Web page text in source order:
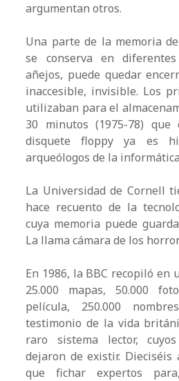
argumentan otros.
Una parte de la memoria
se conserva en
añejos, puede quedar
inaccesible, invisible. Los
utilizaban para el
30 minutos (1975-78) que
disquete floppy ya es
arqueólogos de la
La Universidad de Cornell
hace recuento de la
cuya memoria puede
La llama cámara de los
En 1986, la BBC recopiló en
25.000 mapas, 50.000
película, 250.000
testimonio de la vida
raro sistema lector,
dejaron de existir. Dieciséis
que fichar expertos